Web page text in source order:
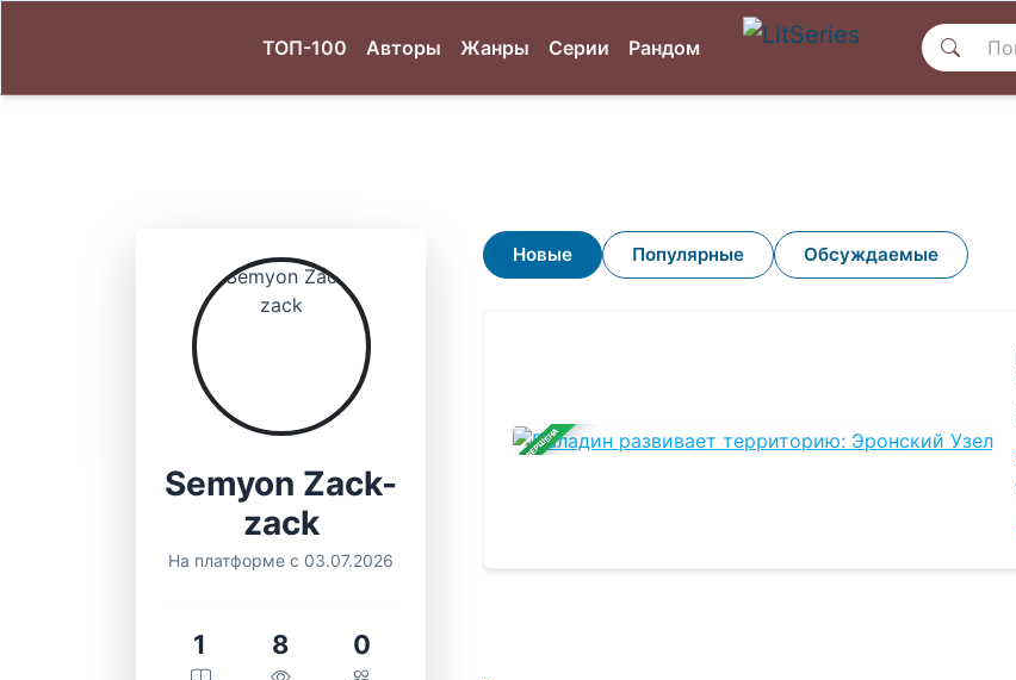
ТОП-100 Авторы Жанры Серии Рандом
Semyon Zack-
zack
На платформе с 03.07.2026
1 8 0
Новые Популярные Обсуждаемые
ЗАВЕРШЕНА